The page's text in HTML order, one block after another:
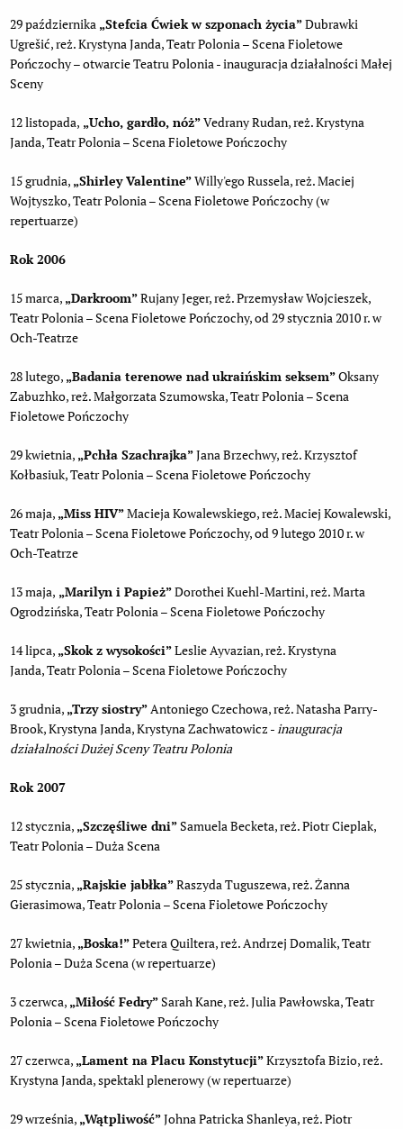
29 października „Stefcia Ćwiek w szponach życia”Dubrawki
Ugrešić, reż. Krystyna Janda, Teatr Polonia – Scena Fioletowe
Pończochy – otwarcie Teatru Polonia - inauguracja działalności Małej
Sceny
12 listopada, „Ucho, gardło, nóż”Vedrany Rudan, reż. Krystyna
Janda, Teatr Polonia – Scena Fioletowe Pończochy
15 grudnia, „Shirley Valentine”Willy'ego Russela, reż. Maciej
Wojtyszko, Teatr Polonia – Scena Fioletowe Pończochy (w
repertuarze)
Rok 2006
15 marca, „Darkroom”Rujany Jeger, reż. Przemysław Wojcieszek,
Teatr Polonia – Scena Fioletowe Pończochy, od 29 stycznia 2010 r. w
Och-Teatrze
28 lutego, „Badania terenowe nad ukraińskim seksem”Oksany
Zabuzhko, reż. Małgorzata Szumowska, Teatr Polonia – Scena
Fioletowe Pończochy
29 kwietnia, „Pchła Szachrajka”Jana Brzechwy, reż. Krzysztof
Kołbasiuk, Teatr Polonia – Scena Fioletowe Pończochy
26 maja, „Miss HIV”Macieja Kowalewskiego, reż. Maciej Kowalewski,
Teatr Polonia – Scena Fioletowe Pończochy, od 9 lutego 2010 r. w
Och-Teatrze
13 maja, „Marilyn i Papież”Dorothei Kuehl-Martini, reż. Marta
Ogrodzińska, Teatr Polonia – Scena Fioletowe Pończochy
14 lipca, „Skok z wysokości”Leslie Ayvazian, reż. Krystyna
Janda, Teatr Polonia – Scena Fioletowe Pończochy
3 grudnia, „Trzy siostry”Antoniego Czechowa, reż. Natasha Parry-
Brook, Krystyna Janda, Krystyna Zachwatowicz -inauguracja
działalności Dużej Sceny Teatru Polonia
Rok 2007
12 stycznia, „Szczęśliwe dni”Samuela Becketa, reż. Piotr Cieplak,
Teatr Polonia – Duża Scena
25 stycznia, „Rajskie jabłka”Raszyda Tuguszewa, reż. Żanna
Gierasimowa, Teatr Polonia – Scena Fioletowe Pończochy
27 kwietnia, „Boska!”Petera Quiltera, reż. Andrzej Domalik, Teatr
Polonia – Duża Scena (w repertuarze)
3 czerwca, „Miłość Fedry”Sarah Kane, reż. Julia Pawłowska, Teatr
Polonia – Scena Fioletowe Pończochy
27 czerwca, „Lament na Placu Konstytucji”Krzysztofa Bizio, reż.
Krystyna Janda, spektakl plenerowy (w repertuarze)
29 września, „Wątpliwość”Johna Patricka Shanleya, reż. Piotr